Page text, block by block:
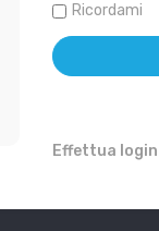
Ricordami
Effettua